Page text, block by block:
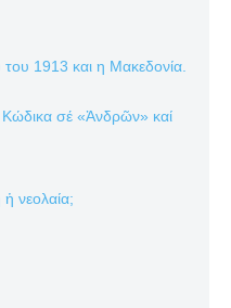
1913 και η Μακεδονία.
σέ «Ἀνδρῶν» καί
ἡ νεολαία;